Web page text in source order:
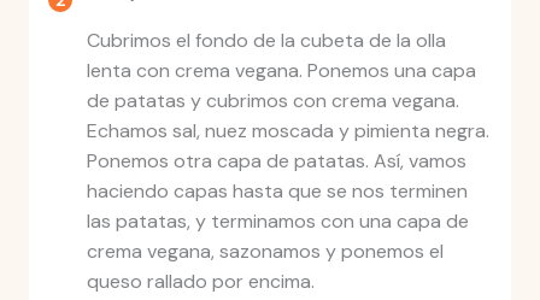
Cubrimos el fondo de la cubeta de la olla
lenta con crema vegana. Ponemos una capa
de patatas y cubrimos con crema vegana.
Echamos sal, nuez moscada y pimienta negra.
Ponemos otra capa de patatas. Así, vamos
haciendo capas hasta que se nos terminen
las patatas, y terminamos con una capa de
crema vegana, sazonamos y ponemos el
queso rallado por encima.